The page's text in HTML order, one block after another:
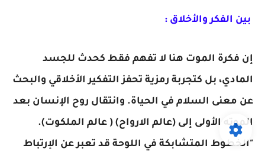
بين الفكر والأخلاق :
إن فكرة الموت هنا لا تفهم فقط كحدث للجسد
المادي، بل كتجربة رمزية تحفز التفكير الأخلاقي والبحث
عن معنى السلام في الحياة. وانتقال روح الإنسان بعد
الموته الأولى إلى (عالم الارواح) ( عالم الملكوت).
"الخطوط المتشابكة في اللوحة قد تعبر عن الإرتباط